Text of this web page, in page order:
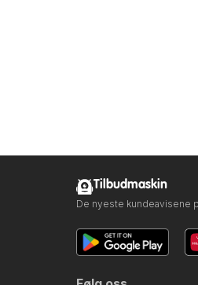
Tilbudmaskin
De nyeste kundeavisene